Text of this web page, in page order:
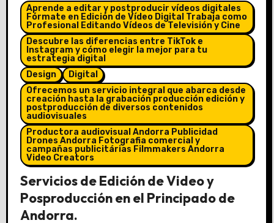
Aprende a editar y postproducir vídeos digitales
Fórmate en Edición de Vídeo Digital Trabaja como
Profesional Editando Vídeos de Televisión y Cine
Descubre las diferencias entre TikTok e
Instagram y cómo elegir la mejor para tu
estrategia digital
Design
Digital
Ofrecemos un servicio integral que abarca desde
creación hasta la grabación producción edición y
postproducción de diversos contenidos
audiovisuales
Productora audiovisual Andorra Publicidad
Drones Andorra Fotografia comercial y
campañas publicitárias Filmmakers Andorra
Video Creators
Servicios de Edición de Video y
Posproducción en el Principado de
Andorra.